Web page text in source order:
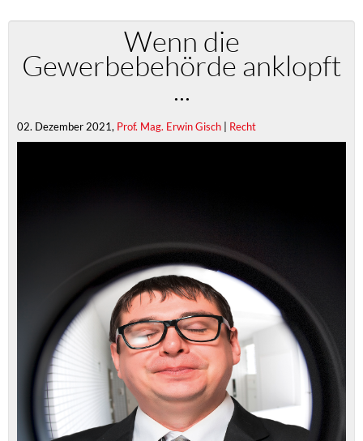
Wenn die
Gewerbebehörde anklopft
...
02. Dezember 2021, Prof. Mag. Erwin Gisch | Recht